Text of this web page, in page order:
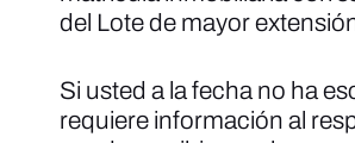
del Lote de mayor
Si usted a la fecha no ha
requiere información al